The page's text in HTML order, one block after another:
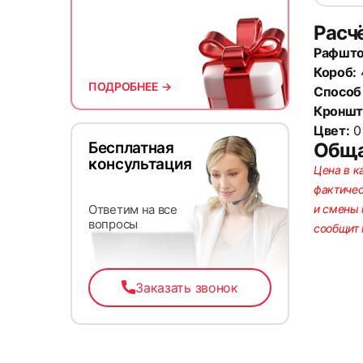
ПОДРОБНЕЕ →
Бесплатная
консультация
Ответим на все
вопросы
Заказать звонок
13
16
Короб:
Способ
Цвет:
Цена в
и смены